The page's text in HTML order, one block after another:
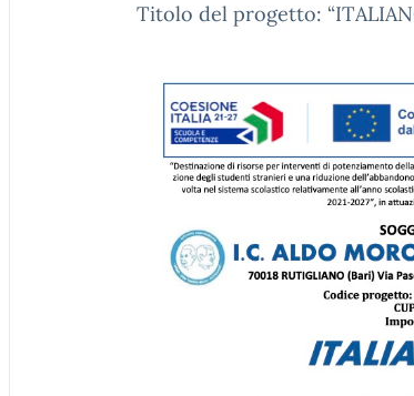
Titolo del progetto: